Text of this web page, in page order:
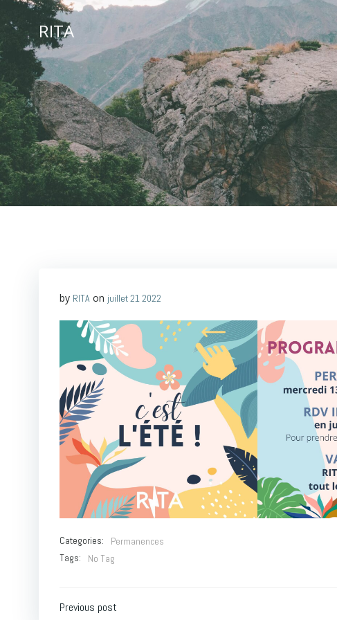
Aller
au
contenuRITA
by RITA on juillet 21 2022
Categories:
Permanences
Tags:
No Tag
Previous post